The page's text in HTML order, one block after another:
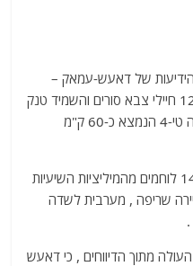
הידיעות של דאעש-עמאק –
נאמר ,בהודעה אחת כי דאעש הרג 12 חיילי צבא סורים והשמיד טנק
אחד בקרבות מזרחית לשדה התעופה טי-4 הנמצא כ-60 ק"מ
בהודעה שניה מדווח דאעש כי הרג 14 לוחמים מהמיליציות השיעיות
שריפה , מערבית לשדה
מתוך הדיווחים , כי דאעש